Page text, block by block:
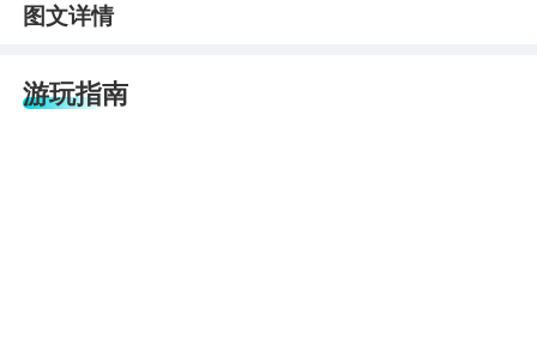
图文详情
游玩指南